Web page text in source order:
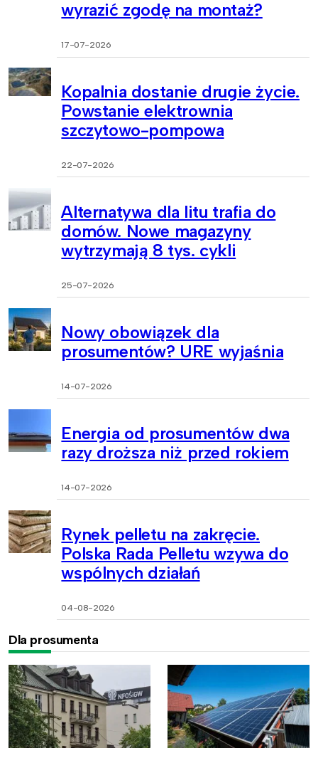
wyrazić zgodę na montaż?
17-07-2026
Kopalnia dostanie drugie życie.
Powstanie elektrownia
szczytowo-pompowa
22-07-2026
Alternatywa dla litu trafia do
domów. Nowe magazyny
wytrzymają 8 tys. cykli
25-07-2026
Nowy obowiązek dla
prosumentów? URE wyjaśnia
14-07-2026
Energia od prosumentów dwa
razy droższa niż przed rokiem
14-07-2026
Rynek pelletu na zakręcie.
Polska Rada Pelletu wzywa do
wspólnych działań
04-08-2026
Dla prosumenta